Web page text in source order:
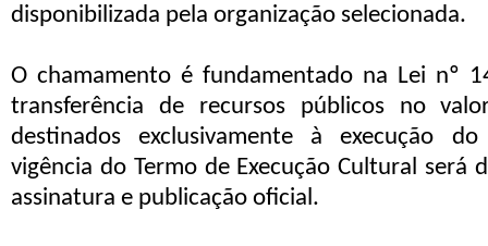
disponibilizada pela organização selecionada.
O chamamento é fundamentado na Lei nº
transferência de recursos públicos no
destinados exclusivamente à execução
vigência do Termo de Execução Cultural será
assinatura e publicação oficial.